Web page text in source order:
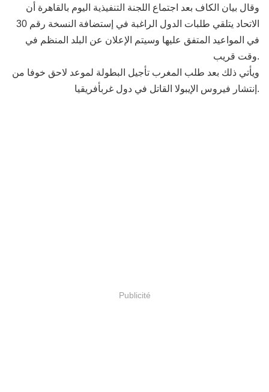
وقال بيان الكاف بعد اجتماع اللجنة التنفيذية اليوم بالقاهرة أن
الاتحاد يتلقي طلبات الدول الراغبة في إستضافة النسخة رقم 30
في المواعيد المتفق عليها وسيتم الإعلان عن البلد المنظم في
وقت قريب.
ويأتي ذلك بعد طلب المغرب تأجيل البطولة لموعد لاحق خوفا من
إنتشار فيروس الإيبولا القاتل في دول غربأفريقيا.
Publicité